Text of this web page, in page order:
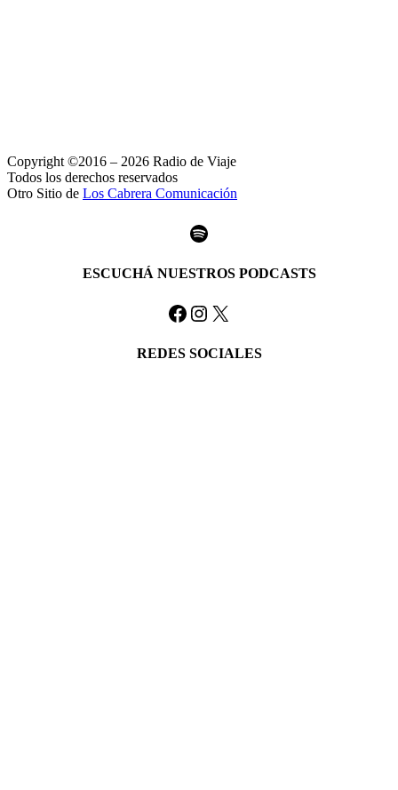
Copyright ©2016 – 2026 Radio de Viaje
Todos los derechos reservados
Otro Sitio de Los Cabrera Comunicación
Spotify
ESCUCHÁ NUESTROS PODCASTS
Facebook
Instagram
X
REDES SOCIALES